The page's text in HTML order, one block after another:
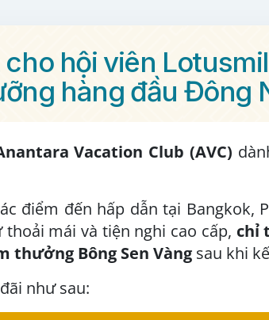
hội viên
hàng đầu Đông
Vacation Club (AVC)
điểm đến hấp dẫn tại Bangkok,
mái và tiện nghi cao cấp, chỉ
thưởng Bông Sen Vàng sau khi
như sau: